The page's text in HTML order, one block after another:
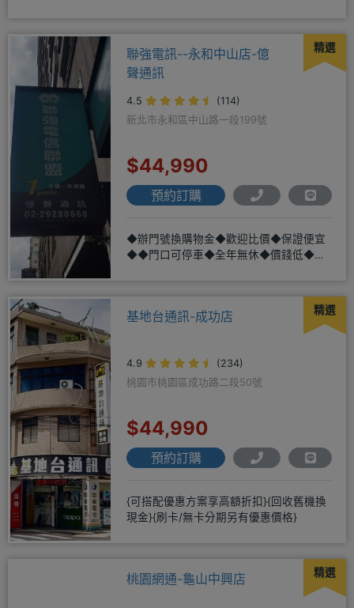
精選
聯強電訊--永和中山店-億
聲通訊
4.5
(114)
新北市永和區中山路一段199號
$44,990
預約訂購
◆辦門號換購物金◆歡迎比價◆保證便宜
◆◆門口可停車◆全年無休◆價錢低◆服
精選
基地台通訊-成功店
4.9
(234)
桃園市桃園區成功路二段50號
$44,990
預約訂購
{可搭配優惠方案享高額折扣}{回收舊機換
現金}{刷卡/無卡分期另有優惠價格}
精選
桃園網通-龜山中興店